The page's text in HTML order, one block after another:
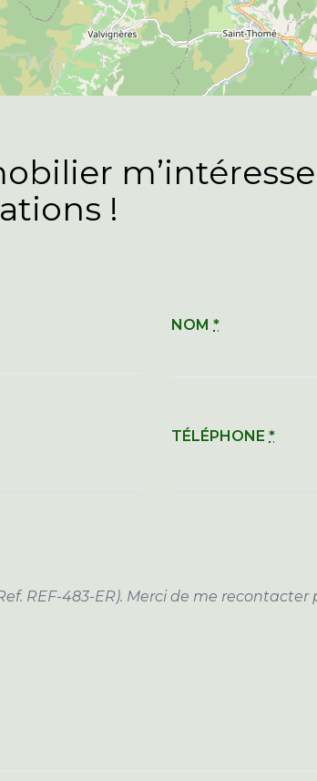
!
NOM *
TÉLÉPHONE *